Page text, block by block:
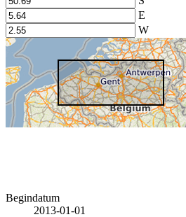
E
W
Begindatum
2013-01-01